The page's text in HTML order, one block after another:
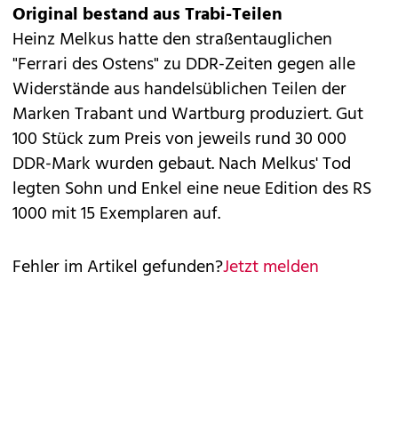
Original bestand aus Trabi-Teilen
Heinz Melkus hatte den straßentauglichen
"Ferrari des Ostens" zu DDR-Zeiten gegen alle
Widerstände aus handelsüblichen Teilen der
Marken Trabant und Wartburg produziert. Gut
100 Stück zum Preis von jeweils rund 30 000
DDR-Mark wurden gebaut. Nach Melkus' Tod
legten Sohn und Enkel eine neue Edition des RS
1000 mit 15 Exemplaren auf.
Fehler im Artikel gefunden?Jetzt melden